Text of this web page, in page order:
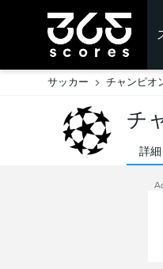
サッカー チャンピオ
チ
詳細